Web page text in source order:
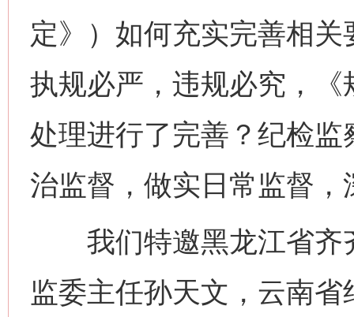
定》）如何充实完善相
执规必严，违规必究，
处理进行了完善？纪检
治监督，做实日常监督，
我们特邀黑龙江省齐
监委主任孙天文，云南